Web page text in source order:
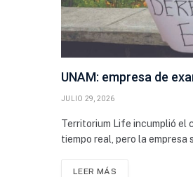
UNAM: empresa de
JULIO 29, 2026
Territorium Life incumplió el
tiempo real, pero la empresa
LEER MÁS